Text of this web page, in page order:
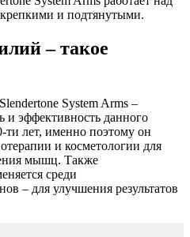
и подтянутыми.
– такое
System Arms –
и эффективность данного
ти лет, именно поэтому он
и косметологии для
мышц. Также
среди
– для улучшения результатов